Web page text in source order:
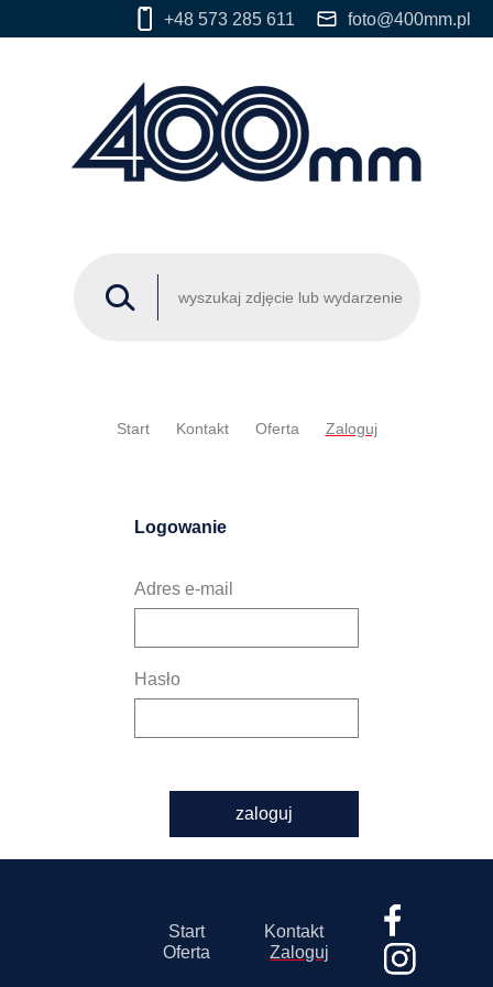
+48 573 285 611 foto@400mm.pl
Start Kontakt Oferta Zaloguj
Logowanie
Adres e-mail
Hasło
zaloguj
Start
Kontakt
Oferta
Zaloguj